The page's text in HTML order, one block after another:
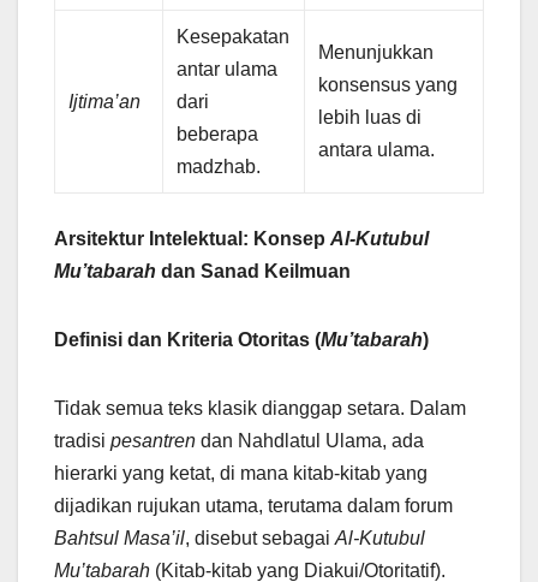
Ijtima’an
Kesepakatan
antar ulama
dari
beberapa
madzhab.
Menunjukkan
konsensus yang
lebih luas di
antara ulama.
Arsitektur Intelektual: Konsep Al-Kutubul
Mu’tabarah dan Sanad Keilmuan
Definisi dan Kriteria Otoritas (Mu’tabarah)
Tidak semua teks klasik dianggap setara. Dalam
tradisi pesantren dan Nahdlatul Ulama, ada
hierarki yang ketat, di mana kitab-kitab yang
dijadikan rujukan utama, terutama dalam forum
Bahtsul Masa’il, disebut sebagai Al-Kutubul
Mu’tabarah (Kitab-kitab yang Diakui/Otoritatif).